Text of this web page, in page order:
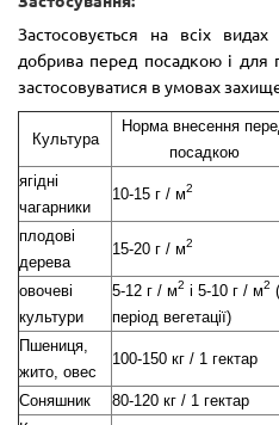
Застосовується на всіх
добрива перед посадкою і для
застосовуватися в умовах
Культура
Норма внесення
посадкою
ягідні
чагарники
10-15 г / м2
плодові
дерева
15-20 г / м2
овочеві
культури
5-12 г / м2 і 5-10 г / м2
період вегетації)
Пшениця,
жито, овес
100-150 кг / 1 гектар
Соняшник 80-120 кг / 1 гектар